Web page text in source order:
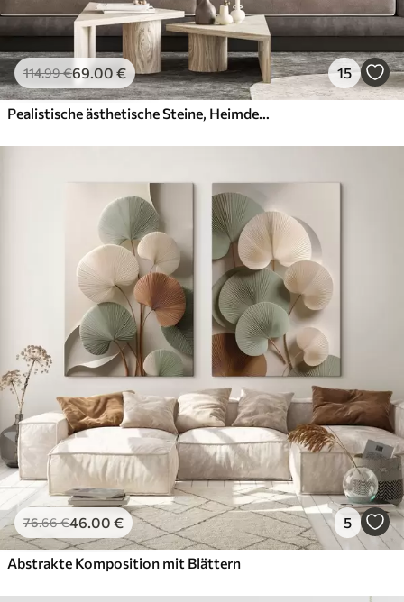
114.99€69.00 € 15
Pealistische ästhetische Steine, Heimdekoration, natürliche Beleuchtung
76.66€46.00 € 5
Abstrakte Komposition mit Blättern